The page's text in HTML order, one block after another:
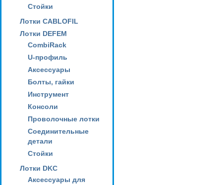
Стойки
Лотки CABLOFIL
Лотки DEFEM
CombiRack
U-профиль
Аксессуары
Болты, гайки
Инструмент
Консоли
Проволочные лотки
Соединительные
детали
Стойки
Лотки DKC
Аксессуары для